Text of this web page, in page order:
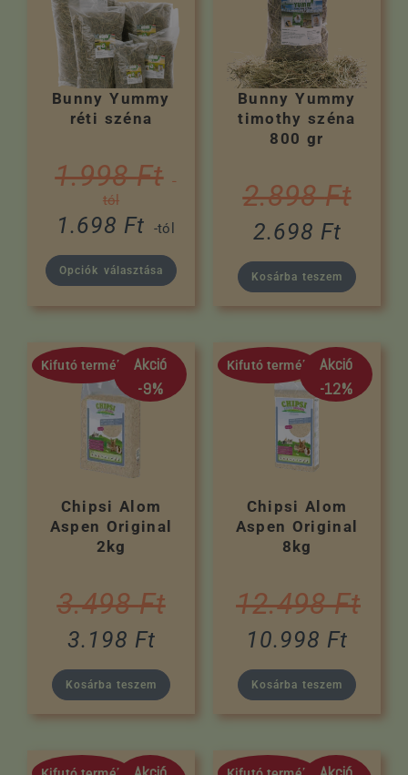
Bunny Yummy
réti széna
1.998Ft -
tól
1.698 Ft -tól
Opciók választása
Bunny Yummy
timothy széna
800 gr
2.898Ft
2.698 Ft
Kosárba teszem
Kifutó termék
Akció
-9%
Chipsi Alom
Aspen Original
2kg
3.498Ft
3.198 Ft
Kosárba teszem
Kifutó termék
Akció
-12%
Chipsi Alom
Aspen Original
8kg
12.498Ft
10.998 Ft
Kosárba teszem